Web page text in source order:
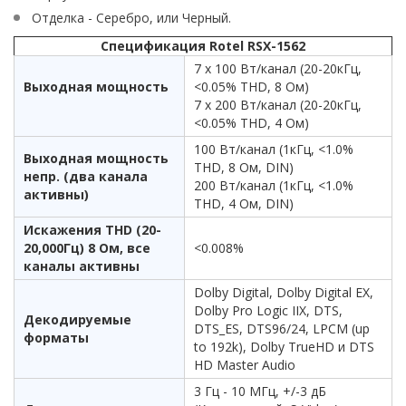
Отделка - Серебро, или Черный.
Спецификация Rotel RSX-1562
Выходная мощность
7 x 100 Вт/канал (20-20кГц,
<0.05% THD, 8 Ом)
7 x 200 Вт/канал (20-20кГц,
<0.05% THD, 4 Ом)
Выходная мощность
непр. (два канала
активны)
100 Вт/канал (1кГц, <1.0%
THD, 8 Ом, DIN)
200 Вт/канал (1кГц, <1.0%
THD, 4 Ом, DIN)
Искажения THD (20-
20,000Гц) 8 Ом, все
каналы активны
<0.008%
Декодируемые
форматы
Dolby Digital, Dolby Digital EX,
Dolby Pro Logic IIX, DTS,
DTS_ES, DTS96/24, LPCM (up
to 192k), Dolby TrueHD и DTS
HD Master Audio
3 Гц - 10 MГц, +/-3 дБ